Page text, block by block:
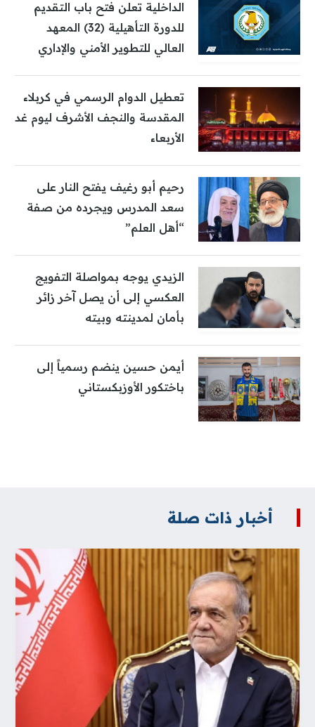
الداخلية تعلن فتح باب التقديم
للدورة التأهيلية (32) المعهد
العالي للتطوير الأمني والإداري
تعطيل الدوام الرسمي في كربلاء
المقدسة والنجف الأشرف ليوم غد
الأربعاء
رحيم أبو رغيف يفتح النار على
سعد المدرس ويجرده من صفة
“أهل العلم”
الزيدي يوجه بمواصلة التفويج
العكسي إلى أن يصل آخر زائر
بأمان لمدينته وبيته
أيمن حسين ينضم رسمياً إلى
باختكور الأوزبكستاني
أخبار ذات صلة